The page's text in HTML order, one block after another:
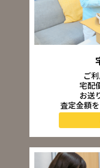
ご
宅配
お送
査定金額